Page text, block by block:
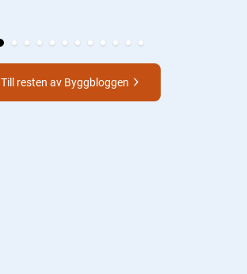
Till resten av Byggbloggen